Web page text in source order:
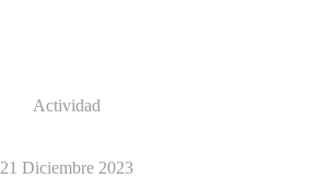
Actividad
21 Diciembre 2023